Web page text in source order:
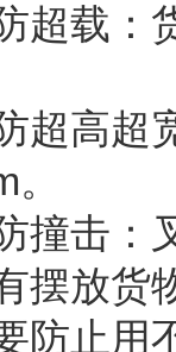
超载：
超高超
撞击：
摆放货
防止用